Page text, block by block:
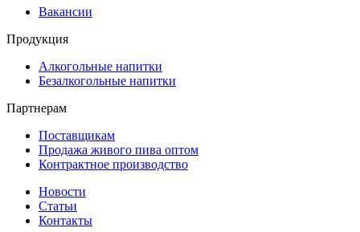
Вакансии
Продукция
Алкогольные напитки
Безалкогольные напитки
Партнерам
Поставщикам
Продажа живого пива оптом
Контрактное производство
Новости
Статьи
Контакты